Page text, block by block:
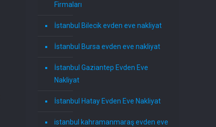
Firmaları
İstanbul Bilecik evden eve nakliyat
İstanbul Bursa evden eve nakliyat
İstanbul Gaziantep Evden Eve
Nakliyat
İstanbul Hatay Evden Eve Nakliyat
istanbul kahramanmaraş evden eve